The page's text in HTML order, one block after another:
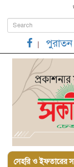
পুরাতন
সেহরি ও ইফতারের